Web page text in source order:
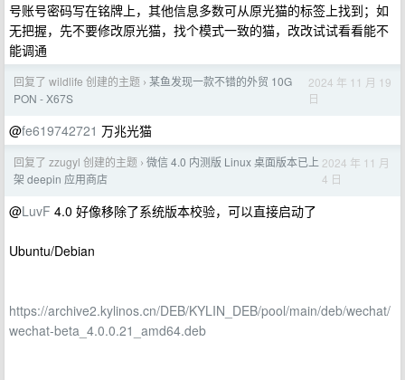
号账号密码写在铭牌上，其他信息多数可从原光猫的标签上找到；如
无把握，先不要修改原光猫，找个模式一致的猫，改改试试看看能不
能调通
回复了 wildlife 创建的主题 › 某鱼发现一款不错的外贸 10G
PON - X67S
2024 年 11 月 19
日
@fe619742721 万兆光猫
回复了 zzugyl 创建的主题 › 微信 4.0 内测版 Linux 桌面版本已上
架 deepin 应用商店
2024 年 11 月
4 日
@LuvF 4.0 好像移除了系统版本校验，可以直接启动了
Ubuntu/Debian
https://archive2.kylinos.cn/DEB/KYLIN_DEB/pool/main/deb/wechat/
wechat-beta_4.0.0.21_amd64.deb